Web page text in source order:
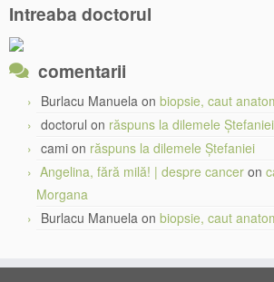
Intreaba doctorul
comentarii
Burlacu Manuela on biopsie, caut
doctorul on răspuns la dilemele Ștefaniei
cami on răspuns la dilemele Ștefaniei
Angelina, fără milă! | despre cancer on
Morgana
Burlacu Manuela on biopsie, caut